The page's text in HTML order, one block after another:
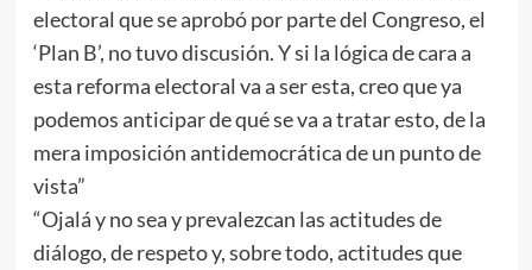
electoral que se aprobó por parte del Congreso, el
‘Plan B’, no tuvo discusión. Y si la lógica de cara a
esta reforma electoral va a ser esta, creo que ya
podemos anticipar de qué se va a tratar esto, de la
mera imposición antidemocrática de un punto de
vista”
“Ojalá y no sea y prevalezcan las actitudes de
diálogo, de respeto y, sobre todo, actitudes que